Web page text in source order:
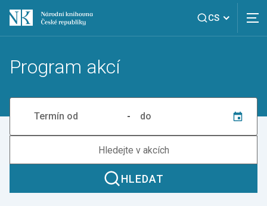
CS
Program akcí
-
HLEDAT